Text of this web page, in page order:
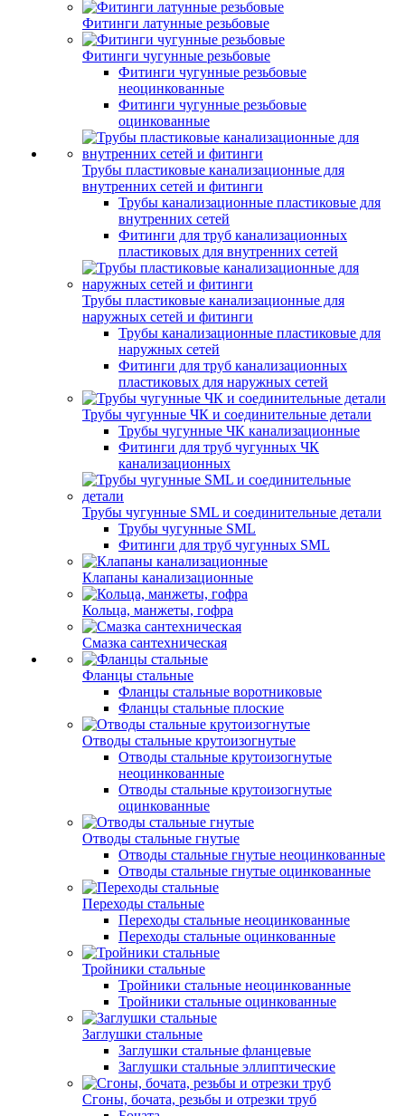
Фитинги латунные резьбовые
Фитинги чугунные резьбовые
Фитинги чугунные резьбовые
неоцинкованные
Фитинги чугунные резьбовые
оцинкованные
Трубы пластиковые канализационные для
внутренних сетей и фитинги
Трубы канализационные пластиковые для
внутренних сетей
Фитинги для труб канализационных
пластиковых для внутренних сетей
Трубы пластиковые канализационные для
наружных сетей и фитинги
Трубы канализационные пластиковые для
наружных сетей
Фитинги для труб канализационных
пластиковых для наружных сетей
Трубы чугунные ЧК и соединительные детали
Трубы чугунные ЧК канализационные
Фитинги для труб чугунных ЧК
канализационных
Трубы чугунные SML и соединительные детали
Трубы чугунные SML
Фитинги для труб чугунных SML
Клапаны канализационные
Кольца, манжеты, гофра
Смазка сантехническая
Фланцы стальные
Фланцы стальные воротниковые
Фланцы стальные плоские
Отводы стальные крутоизогнутые
Отводы стальные крутоизогнутые
неоцинкованные
Отводы стальные крутоизогнутые
оцинкованные
Отводы стальные гнутые
Отводы стальные гнутые неоцинкованные
Отводы стальные гнутые оцинкованные
Переходы стальные
Переходы стальные неоцинкованные
Переходы стальные оцинкованные
Тройники стальные
Тройники стальные неоцинкованные
Тройники стальные оцинкованные
Заглушки стальные
Заглушки стальные фланцевые
Заглушки стальные эллиптические
Сгоны, бочата, резьбы и отрезки труб